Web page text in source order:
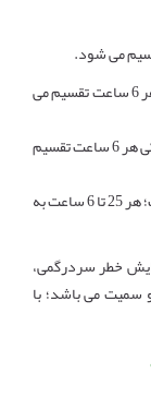
50 میلی گرم در روز به طور خوراکی هر 6 ساعت تقسیم می
50-100 میلی گرم در روز خوراکی هر 6 ساعت تقسیم
25 میلی گرم خوراکی / IM هر 6-8 ساعت؛ هر 25 تا 6 ساعت به
خطر سردرگمی،
سمیت می باشد؛ با